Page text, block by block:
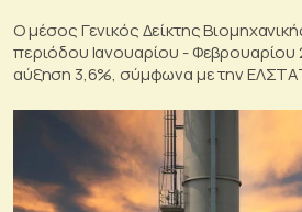
Ο μέσος Γενικός Δείκτης
περιόδου Ιανουαρίου -
αύξηση 3,6%, σύμφωνα με την